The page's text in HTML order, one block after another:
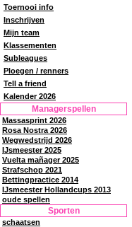
Toernooi info
Inschrijven
Mijn team
Klassementen
Subleagues
Ploegen / renners
Tell a friend
Kalender 2026
Managerspellen
Massasprint 2026
Rosa Nostra 2026
Wegwedstrijd 2026
IJsmeester 2025
Vuelta mañager 2025
Strafschop 2021
Bettingpractice 2014
IJsmeester Hollandcups 2013
oude spellen
Sporten
schaatsen